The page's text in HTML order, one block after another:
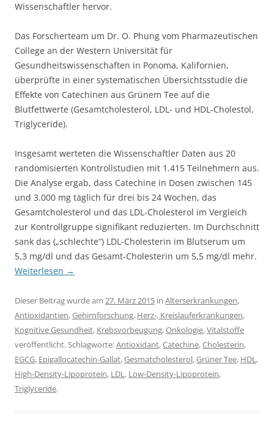
Wissenschaftler hervor.
Das Forscherteam um Dr. O. Phung vom Pharmazeutischen
College an der Western Universität für
Gesundheitswissenschaften in Ponoma, Kalifornien,
überprüfte in einer systematischen Übersichtsstudie die
Effekte von Catechinen aus Grünem Tee auf die
Blutfettwerte (Gesamtcholesterol, LDL- und HDL-Cholestol,
Triglyceride).
Insgesamt werteten die Wissenschaftler Daten aus 20
randomisierten Kontrollstudien mit 1.415 Teilnehmern aus.
Die Analyse ergab, dass Catechine in Dosen zwischen 145
und 3.000 mg täglich für drei bis 24 Wochen, das
Gesamtcholesterol und das LDL-Cholesterol im Vergleich
zur Kontrollgruppe signifikant reduzierten. Im Durchschnitt
sank das („schlechte“) LDL-Cholesterin im Blutserum um
5,3 mg/dl und das Gesamt-Cholesterin um 5,5 mg/dl mehr.
Weiterlesen →
Dieser Beitrag wurde am 27. März 2015 in Alterserkrankungen,
Antioxidantien,Gehirnforschung, Herz-, Kreislauferkrankungen,
Kognitive Gesundheit, Krebsvorbeugung,Onkologie,Vitalstoffe
veröffentlicht. Schlagworte:Antioxidant,Catechine,Cholesterin,
EGCG, Epigallocatechin-Gallat,Gesmatcholesterol,Grüner Tee, HDL,
High-Density-Lipoprotein, LDL, Low-Density-Lipoprotein,
Triglyceride.